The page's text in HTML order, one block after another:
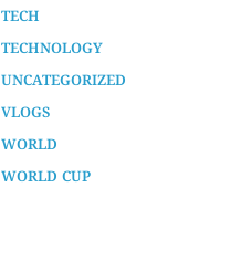
POLITICS
SCIENCE
SPORTS
TECH
TECHNOLOGY
UNCATEGORIZED